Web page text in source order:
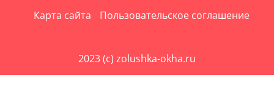
Карта сайта Пользовательское соглашение
2023 (c) zolushka-okha.ru